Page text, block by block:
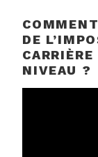
DE
NIVEAU ?